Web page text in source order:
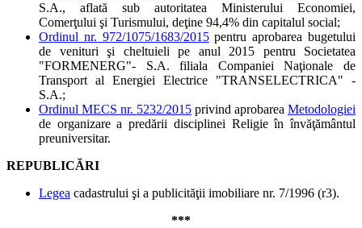
S.A., aflată sub autoritatea Ministerului Economiei,
Comerţului şi Turismului, deţine 94,4% din capitalul social;
Ordinul nr. 972/1075/1683/2015pentru aprobarea bugetului
de venituri şi cheltuieli pe anul 2015 pentru Societatea
"FORMENERG"- S.A. filiala Companiei Naţionale de
Transport al Energiei Electrice "TRANSELECTRICA" -
S.A.;
Ordinul MECS nr. 5232/2015 privind aprobarea Metodologiei
de organizare a predării disciplinei Religie în învăţământul
preuniversitar.
REPUBLICĂRI
Legea cadastrului şi a publicităţii imobiliare nr. 7/1996 (r3).
***